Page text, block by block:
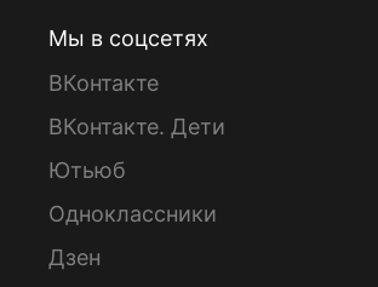
Мы в соцсетях
ВКонтакте
ВКонтакте. Дети
Ютьюб
Одноклассники
Дзен